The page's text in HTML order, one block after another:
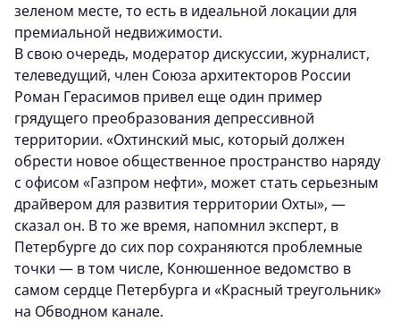
зеленом месте, то есть в идеальной локации для
премиальной недвижимости.
В свою очередь, модератор дискуссии, журналист,
телеведущий, член Союза архитекторов России
Роман Герасимов привел еще один пример
грядущего преобразования депрессивной
территории. «Охтинский мыс, который должен
обрести новое общественное пространство наряду
с офисом «Газпром нефти», может стать серьезным
драйвером для развития территории Охты», —
сказал он. В то же время, напомнил эксперт, в
Петербурге до сих пор сохраняются проблемные
точки — в том числе, Конюшенное ведомство в
самом сердце Петербурга и «Красный треугольник»
на Обводном канале.